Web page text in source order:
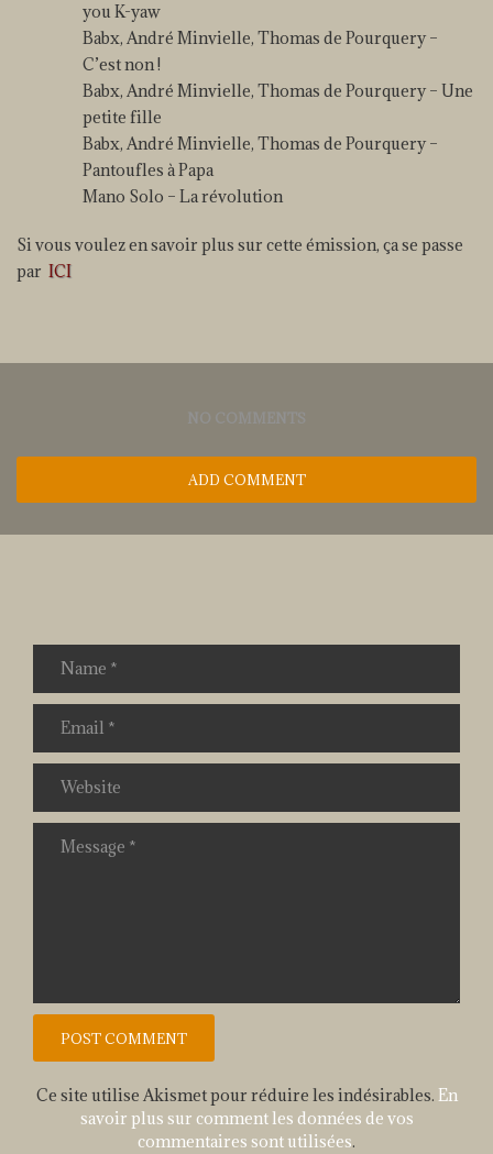
you K-yaw
Babx, André Minvielle, Thomas de Pourquery –
C’est non !
Babx, André Minvielle, Thomas de Pourquery – Une
petite fille
Babx, André Minvielle, Thomas de Pourquery –
Pantoufles à Papa
Mano Solo – La révolution
Si vous voulez en savoir plus sur cette émission, ça se passe
par ICI
NO COMMENTS
ADD COMMENT
Ce site utilise Akismet pour réduire les indésirables. En
savoir plus sur comment les données de vos
commentaires sont utilisées.